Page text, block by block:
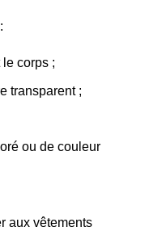
corps ;
transparent ;
ou de couleur
aux vêtements